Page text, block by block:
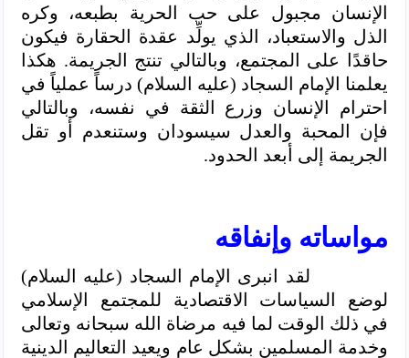
الإنسان مجبول على حب الحرية بطبعه، وكره
الذل والاستعباد، الذي يولِّد عقدة الحقارة فيكون
حاقدًا على المجتمع، وبالتالي تنتج الجريمة. هكذا
يعلمنا الإمام السجاد (عليه السلام) درساً عملياً في
احترام الإنسان وزرع الثقة في نفسه، وبالتالي
فإن المحبة والعدل سيسودان وستنعدم أو تقل
الجريمة إلى أبعد الحدود.
مواساته وإنفاقه
لقد انبرى الإمام السجاد (عليه السلام)
لوضع السياسات الاقتصادية للمجتمع الإسلامي
في ذلك الوقت لما فيه مرضاة الله سبحانه وتعالى
وخدمة المسلمين بشكل عام ويعيد التعاليم الدينية